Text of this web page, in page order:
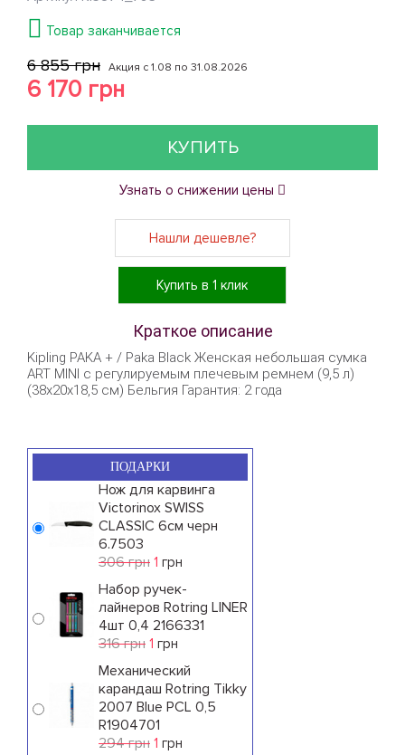
Товар заканчивается
6 855 грн Акция с 1.08 по 31.08.2026
6 170 грн
КУПИТЬ
Узнать о снижении цены
Нашли дешевле?
Купить в 1 клик
Краткое описание
Kipling PAKA + / Paka Black Женская небольшая сумка
ART MINI с регулируемым плечевым ремнем (9,5 л)
(38x20x18,5 см) Бельгия Гарантия: 2 года
ПОДАРКИ
Нож для карвинга
Victorinox SWISS
CLASSIC 6см черн
6.7503
306 грн 1 грн
Набор ручек-
лайнеров Rotring LINER
4шт 0,4 2166331
316 грн 1 грн
Механический
карандаш Rotring Tikky
2007 Blue PCL 0,5
R1904701
294 грн 1 грн